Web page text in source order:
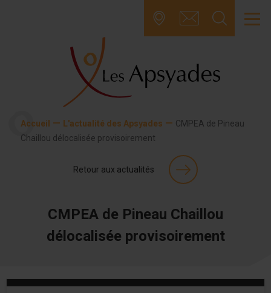
Accueil — L'actualité des Apsyades — CMPEA de Pineau
Chaillou délocalisée provisoirement
Retour aux actualités
CMPEA de Pineau Chaillou
délocalisée provisoirement